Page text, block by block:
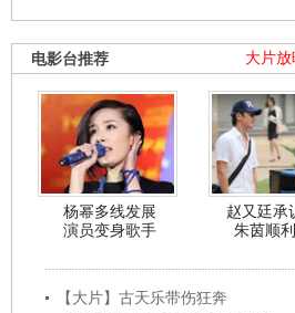
大片
电影台推荐
杨幂多线发展
演员变身歌手
赵又廷承
朱茵顺
【大片】古天乐带伤狂奔